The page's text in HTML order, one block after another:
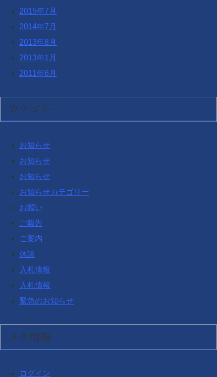
2015年7月
2014年7月
2013年8月
2013年1月
2011年6月
カテゴリー
お知らせ
お知らせ
お知らせ
お知らせカテゴリー
お願い
ご報告
ご案内
休診
入札情報
入札情報
緊急のお知らせ
メタ情報
ログイン